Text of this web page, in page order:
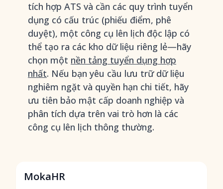
tích hợp ATS và cần các quy trình tuyển
dụng có cấu trúc (phiếu điểm, phê
duyệt), một công cụ lên lịch độc lập có
thể tạo ra các kho dữ liệu riêng lẻ—hãy
chọn một nền tảng tuyển dụng hợp
nhất. Nếu bạn yêu cầu lưu trữ dữ liệu
nghiêm ngặt và quyền hạn chi tiết, hãy
ưu tiên bảo mật cấp doanh nghiệp và
phân tích dựa trên vai trò hơn là các
công cụ lên lịch thông thường.
MokaHR